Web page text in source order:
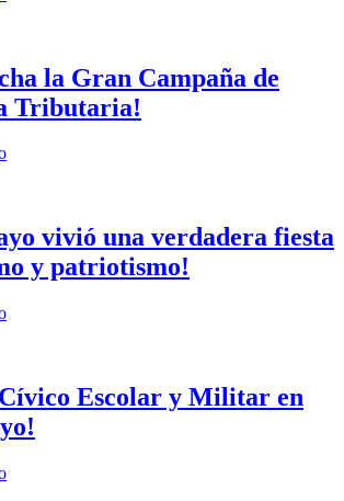
la Gran Campaña de
Tributaria!
vivió una verdadera fiesta
y patriotismo!
Cívico Escolar y Militar en